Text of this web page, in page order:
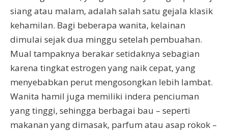
siang atau malam, adalah salah satu gejala klasik
kehamilan. Bagi beberapa wanita, kelainan
dimulai sejak dua minggu setelah pembuahan.
Mual tampaknya berakar setidaknya sebagian
karena tingkat estrogen yang naik cepat, yang
menyebabkan perut mengosongkan lebih lambat.
Wanita hamil juga memiliki indera penciuman
yang tinggi, sehingga berbagai bau – seperti
makanan yang dimasak, parfum atau asap rokok –